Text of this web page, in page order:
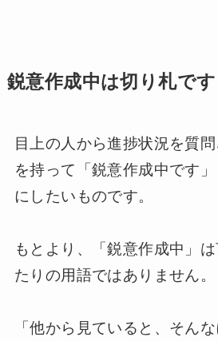
鋭意作成中は切り札です
目上の人から進捗状況を質
を持って「鋭意作成中です
にしたいものです。
もとより、「鋭意作成中」
たりの用語ではありません。
「他から見ていると、そん